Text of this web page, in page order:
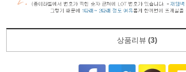
상품리뷰 (3)